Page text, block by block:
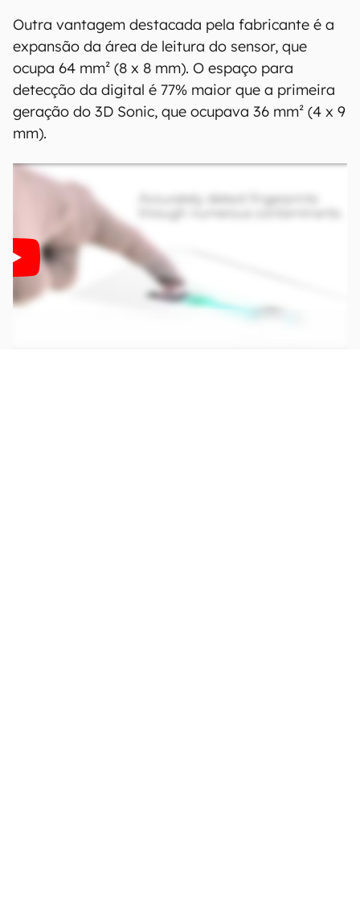
Outra vantagem destacada pela fabricante é a
expansão da área de leitura do sensor, que
ocupa 64 mm² (8 x 8 mm). O espaço para
detecção da digital é 77% maior que a primeira
geração do 3D Sonic, que ocupava 36 mm² (4 x 9
mm).